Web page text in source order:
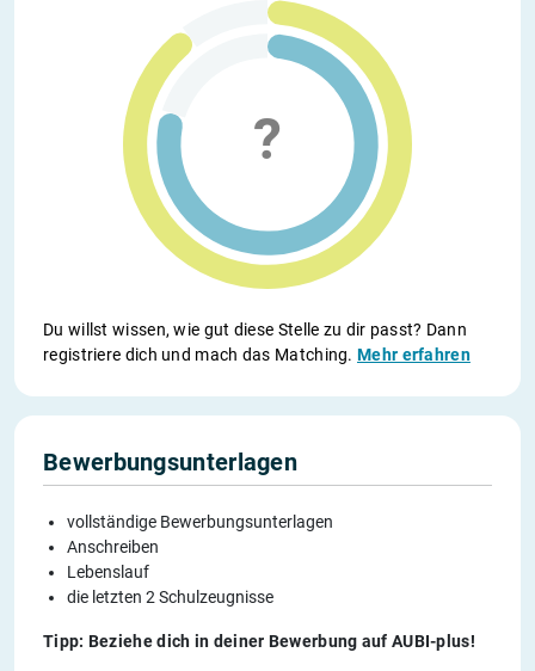
Du willst wissen, wie gut diese Stelle zu dir passt? Dann
registriere dich und mach das Matching.Mehr erfahren
Bewerbungsunterlagen
vollständige Bewerbungsunterlagen
Anschreiben
Lebenslauf
die letzten 2 Schulzeugnisse
Tipp: Beziehe dich in deiner Bewerbung auf AUBI-plus!